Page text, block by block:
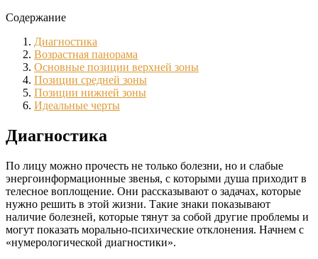
Содержание
Диагностика
Возрастная панорама
Основные позиции верхней зоны
Позиции средней зоны
Позиции нижней зоны
Идеальные черты
Диагностика
По лицу можно прочесть не только болезни, но и слабые
энергоинформационные звенья, с которыми душа приходит в
телесное воплощение. Они рассказывают о задачах, которые
нужно решить в этой жизни. Такие знаки показывают
наличие болезней, которые тянут за собой другие проблемы и
могут показать морально-психические отклонения. Начнем с
«нумерологической диагностики».